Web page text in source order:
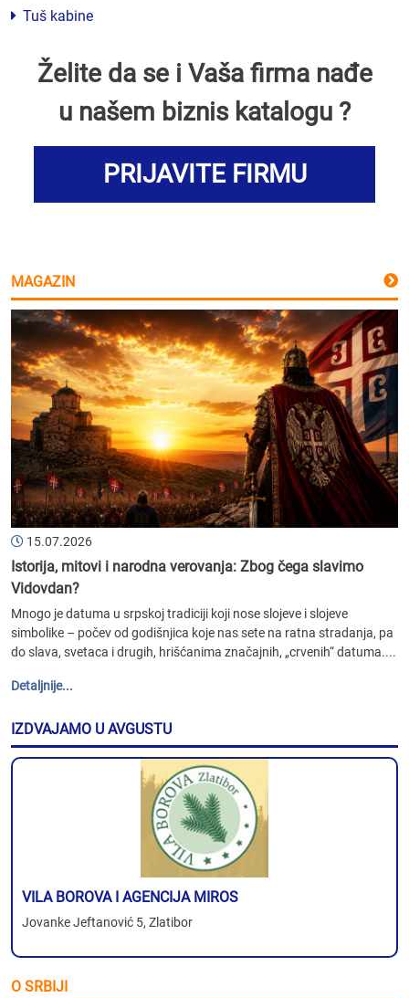
Tuš kabine
Želite da se i Vaša firma nađe
u našem biznis katalogu ?
PRIJAVITE FIRMU
MAGAZIN
15.07.2026
Istorija, mitovi i narodna verovanja: Zbog čega slavimo
Vidovdan?
Mnogo je datuma u srpskoj tradiciji koji nose slojeve i slojeve
simbolike – počev od godišnjica koje nas sete na ratna stradanja, pa
do slava, svetaca i drugih, hrišćanima značajnih, „crvenih“ datuma....
Detaljnije...
IZDVAJAMO U AVGUSTU
VILA BOROVA I AGENCIJA MIROS
Jovanke Jeftanović 5, Zlatibor
O SRBIJI